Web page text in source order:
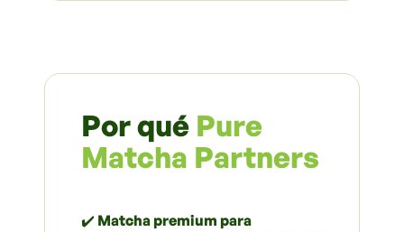
Por qué Pure
Matcha Partners
✔️ Matcha premium para